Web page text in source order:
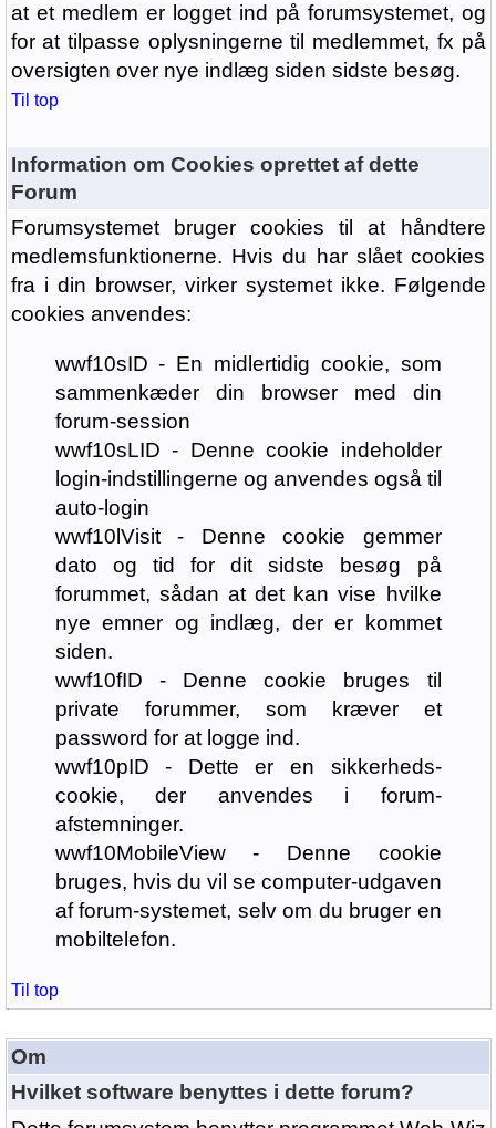
at et medlem er logget ind på forumsystemet, og
for at tilpasse oplysningerne til medlemmet, fx på
oversigten over nye indlæg siden sidste besøg.
Til top
Information om Cookies oprettet af dette
Forum
Forumsystemet bruger cookies til at håndtere
medlemsfunktionerne. Hvis du har slået cookies
fra i din browser, virker systemet ikke. Følgende
cookies anvendes:
wwf10sID - En midlertidig cookie, som
sammenkæder din browser med din
forum-session
wwf10sLID - Denne cookie indeholder
login-indstillingerne og anvendes også til
auto-login
wwf10lVisit - Denne cookie gemmer
dato og tid for dit sidste besøg på
forummet, sådan at det kan vise hvilke
nye emner og indlæg, der er kommet
siden.
wwf10fID - Denne cookie bruges til
private forummer, som kræver et
password for at logge ind.
wwf10pID - Dette er en sikkerheds-
cookie, der anvendes i forum-
afstemninger.
wwf10MobileView - Denne cookie
bruges, hvis du vil se computer-udgaven
af forum-systemet, selv om du bruger en
mobiltelefon.
Til top
Om
Hvilket software benyttes i dette forum?